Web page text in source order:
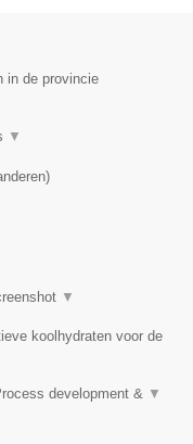
in de provincie
▼
)
▼
koolhydraten voor de
development & ▼